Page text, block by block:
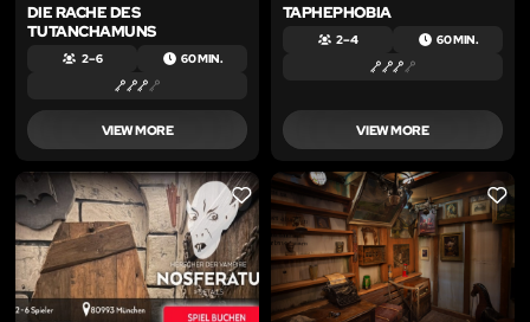
DIE RACHE DES
TUTANCHAMUNS
2 – 6 60 MIN.
VIEW MORE
TAPHEPHOBIA
2 – 4 60 MIN.
VIEW MORE
LIKE LIKE